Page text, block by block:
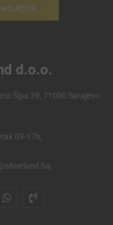
KOLAČIĆA
d.o.o.
Šipa 39, 71000 Sarajevo
09-17h,